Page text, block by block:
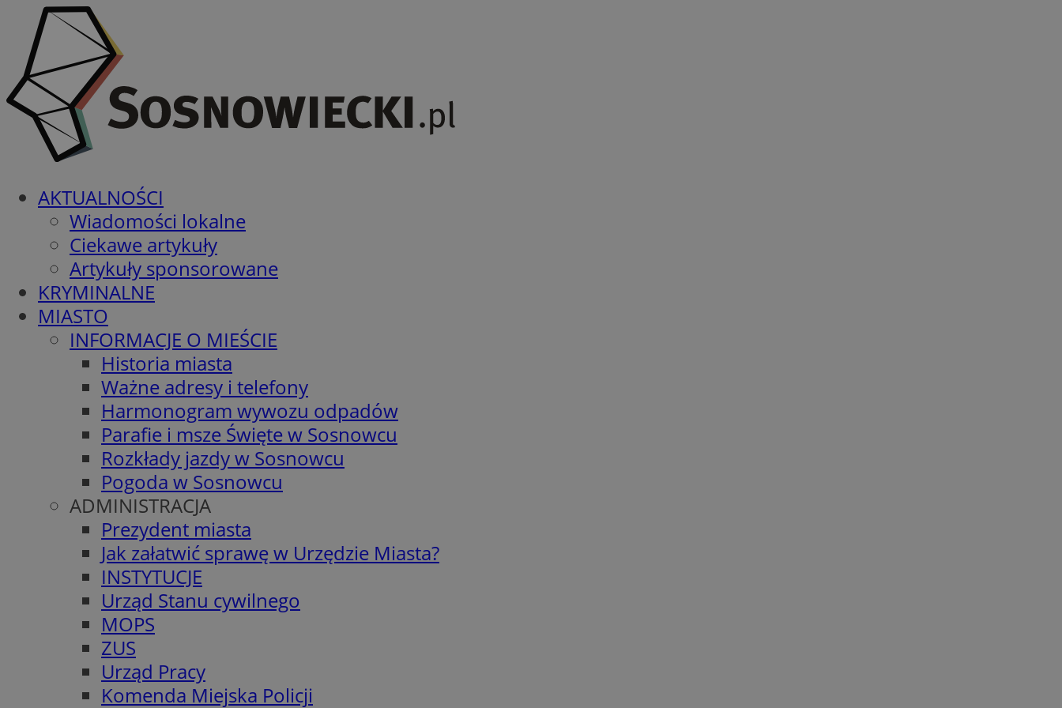
AKTUALNOŚCI
Wiadomości lokalne
Ciekawe artykuły
Artykuły sponsorowane
KRYMINALNE
MIASTO
INFORMACJE O MIEŚCIE
Historia miasta
Ważne adresy i telefony
Harmonogram wywozu odpadów
Parafie i msze Święte w Sosnowcu
Rozkłady jazdy w Sosnowcu
Pogoda w Sosnowcu
ADMINISTRACJA
Prezydent miasta
Jak załatwić sprawę w Urzędzie Miasta?
INSTYTUCJE
Urząd Stanu cywilnego
MOPS
ZUS
Urząd Pracy
Komenda Miejska Policji